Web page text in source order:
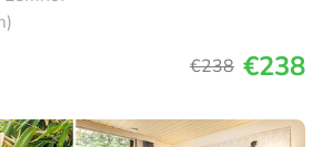
€238 €238